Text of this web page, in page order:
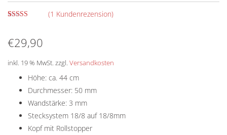
basierend auf
Kundenbewertung
(1 Kundenrezension)
€29,90
inkl. 19 % MwSt. zzgl. Versandkosten
Höhe: ca. 44 cm
Durchmesser: 50 mm
Wandstärke: 3 mm
Stecksystem 18/8 auf 18/8mm
Kopf mit Rollstopper